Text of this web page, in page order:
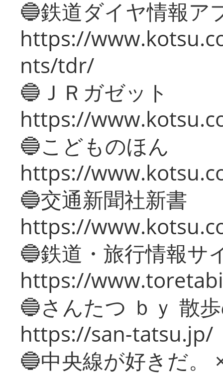
🔵鉄道ダイヤ情報ア
https://
nts/tdr/
🔵ＪＲガゼット
https://
🔵こどものほん
https://
🔵交通新聞社新書
https://
🔵鉄道・旅行情報サ
https://
🔵さんたつ ｂｙ 散
https://san-tatsu.jp/
🔵中央線が好きだ。